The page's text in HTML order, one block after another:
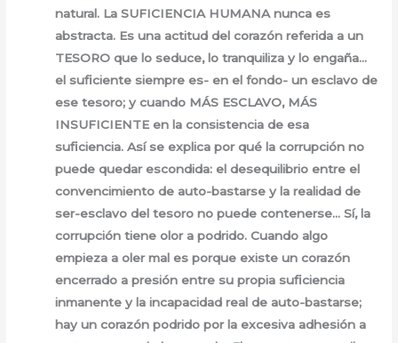
natural. La SUFICIENCIA HUMANA nunca es
abstracta. Es una actitud del corazón referida a un
TESORO que lo seduce, lo tranquiliza y lo engaña…
el suficiente siempre es- en el fondo- un esclavo de
ese tesoro; y cuando MÁS ESCLAVO, MÁS
INSUFICIENTE en la consistencia de esa
suficiencia. Así se explica por qué la corrupción no
puede quedar escondida: el desequilibrio entre el
convencimiento de auto-bastarse y la realidad de
ser-esclavo del tesoro no puede contenerse… Sí, la
corrupción tiene olor a podrido. Cuando algo
empieza a oler mal es porque existe un corazón
encerrado a presión entre su propia suficiencia
inmanente y la incapacidad real de auto-bastarse;
hay un corazón podrido por la excesiva adhesión a